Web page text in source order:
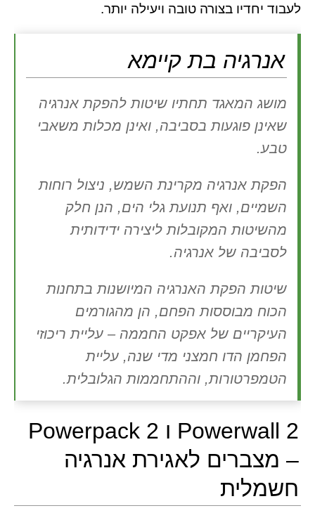
לעבוד יחדיו בצורה טובה ויעילה יותר.
אנרגיה בת קיימא
מושג המאגד תחתיו שיטות להפקת אנרגיה
שאינן פוגעות בסביבה, ואינן מכלות משאבי
טבע.
הפקת אנרגיה מקרינת השמש, ניצול רוחות
השמיים, ואף תנועת גלי הים, הנן חלק
מהשיטות המקובלות ליצירה ידידותית
לסביבה של אנרגיה.
שיטות הפקת האנרגיה המיושנות בתחנות
הכוח מבוססות הפחם, הן מהגורמים
העיקריים של אפקט החממה – עליית ריכוזי
הפחמן הדו חמצני מדי שנה, עליית
הטמפרטורות, וההתחממות הגלובלית.
Powerwall 2 ו Powerpack 2
– מצברים לאגירת אנרגיה
חשמלית